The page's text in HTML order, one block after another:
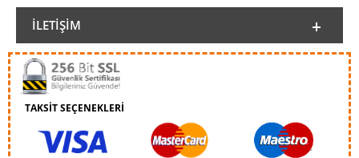
İLETIŞIM
TAKSİT SEÇENEKLERİ